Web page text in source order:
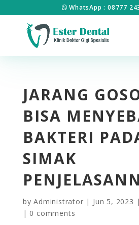
WhatsApp : 08777
JARANG
BISA
BAKTERI
SIMAK
byAdministrator | Jun 5, 2023 |
| 0 comments